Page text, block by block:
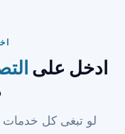
ادخل على
لو تبغى كل